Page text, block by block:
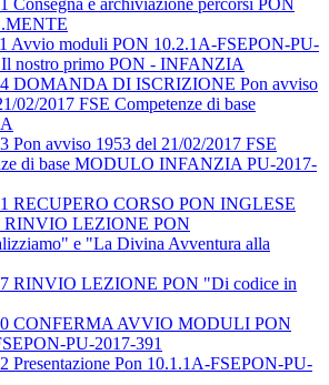
Consegna e archiviazione percorsi PON
Avvio moduli PON 10.2.1A-FSEPON-PU-
Il nostro primo PON - INFANZIA
DOMANDA DI ISCRIZIONE Pon avviso
02/2017 FSE Competenze di base
Pon avviso 1953 del 21/02/2017 FSE
di base MODULO INFANZIA PU-2017-
RECUPERO CORSO PON INGLESE
RINVIO LEZIONE PON
e "La Divina Avventura alla
RINVIO LEZIONE PON "Di codice in
CONFERMA AVVIO MODULI PON
PU-2017-391
Presentazione Pon 10.1.1A-FSEPON-PU-